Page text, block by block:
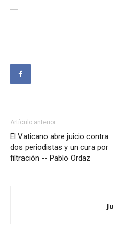
—
Artículo anterior
El Vaticano abre juicio contra
dos periodistas y un cura por
filtración -- Pablo Ordaz